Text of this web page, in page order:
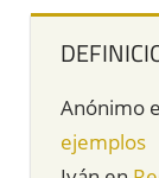
Anónimo
ejemplos